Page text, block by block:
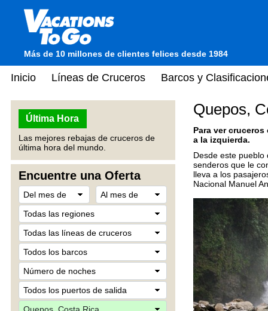
Más de 10 millones de clientes felices desde 1984
Inicio Líneas de Cruceros Barcos y
Última Hora
Las mejores rebajas de cruceros de
última hora del mundo.
Encuentre una Oferta
Quepos,
Para ver
a la izquierda.
Desde este
senderos que le
lleva a los
Nacional Manuel